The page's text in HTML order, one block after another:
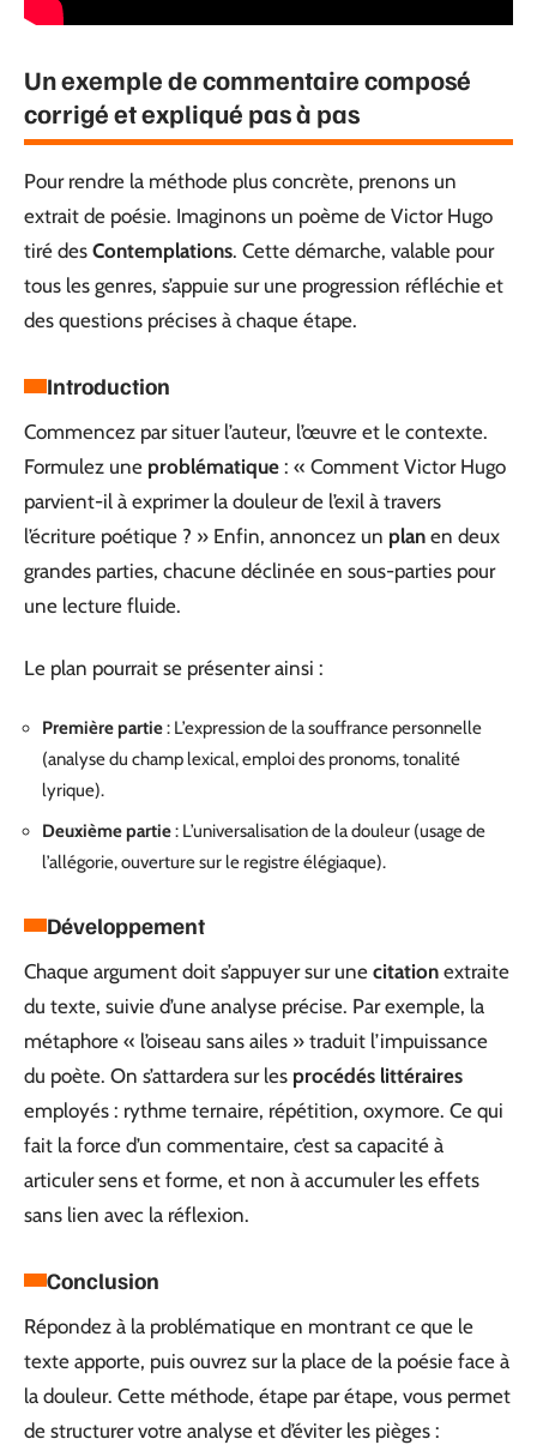
Un exemple de commentaire composé
corrigé et expliqué pas à pas
Pour rendre la méthode plus concrète, prenons un
extrait de poésie. Imaginons un poème de Victor Hugo
tiré des Contemplations. Cette démarche, valable pour
tous les genres, s’appuie sur une progression réfléchie et
des questions précises à chaque étape.
Introduction
Commencez par situer l’auteur, l’œuvre et le contexte.
Formulez une problématique : « Comment Victor Hugo
parvient-il à exprimer la douleur de l’exil à travers
l’écriture poétique ? » Enfin, annoncez un plan en deux
grandes parties, chacune déclinée en sous-parties pour
une lecture fluide.
Le plan pourrait se présenter ainsi :
Première partie: L’expression de la souffrance personnelle
(analyse du champ lexical, emploi des pronoms, tonalité
lyrique).
Deuxième partie: L’universalisation de la douleur (usage de
l’allégorie, ouverture sur le registre élégiaque).
Développement
Chaque argument doit s’appuyer sur une citation extraite
du texte, suivie d’une analyse précise. Par exemple, la
métaphore « l’oiseau sans ailes » traduit l’impuissance
du poète. On s’attardera sur les procédés littéraires
employés : rythme ternaire, répétition, oxymore. Ce qui
fait la force d’un commentaire, c’est sa capacité à
articuler sens et forme, et non à accumuler les effets
sans lien avec la réflexion.
Conclusion
Répondez à la problématique en montrant ce que le
texte apporte, puis ouvrez sur la place de la poésie face à
la douleur. Cette méthode, étape par étape, vous permet
de structurer votre analyse et d’éviter les pièges :